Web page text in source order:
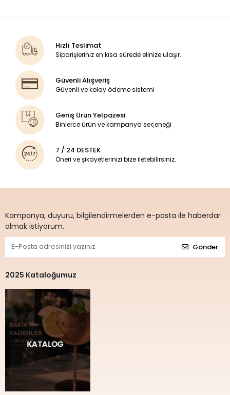
Hızlı Teslimat
Siparişleriniz en kısa sürede elinize ulaşır.
Güvenli Alışveriş
Güvenli ve kolay ödeme sistemi
Geniş Ürün Yelpazesi
Binlerce ürün ve kampanya seçeneği
7 / 24 DESTEK
Öneri ve şikayetlerinizi bize iletebilirsiniz.
Kampanya, duyuru, bilgilendirmelerden e-posta ile haberdar
olmak istiyorum.
Gönder
2025 Kataloğumuz